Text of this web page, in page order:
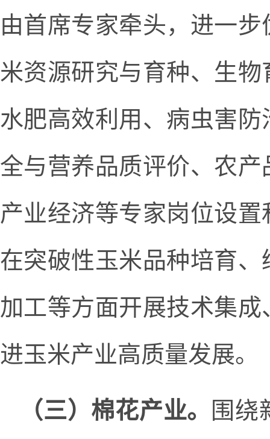
由首席专家牵头，进一
米资源研究与育种、生
水肥高效利用、病虫害
全与营养品质评价、农
产业经济等专家岗位设
在突破性玉米品种培育
加工等方面开展技术集
进玉米产业高质量发展。
（三）棉花产业。 围绕